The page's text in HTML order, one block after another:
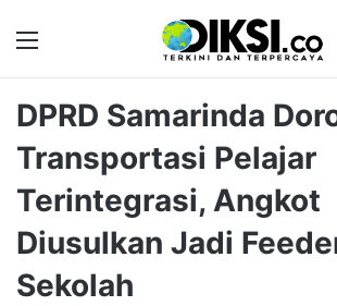
Menu
DPRD Samarinda
Transportasi Pelajar
Terintegrasi, Angkot
Diusulkan Jadi
Sekolah